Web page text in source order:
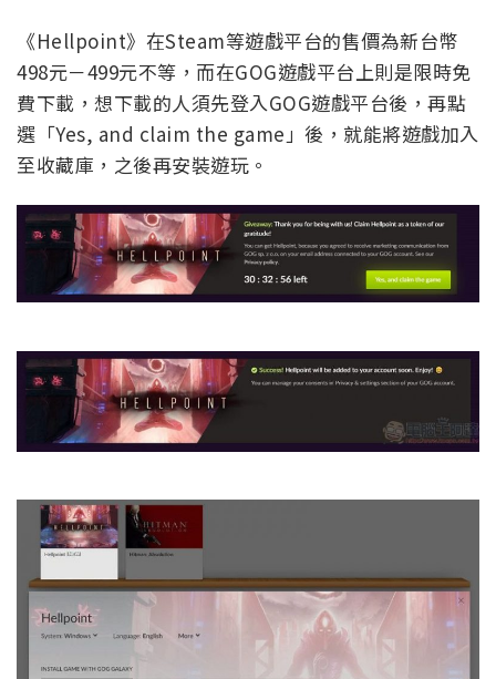
《Hellpoint》在Steam等遊戲平台的售價為新台幣
498元－499元不等，而在GOG遊戲平台上則是限時免
費下載，想下載的人須先登入GOG遊戲平台後，再點
選「Yes, and claim the game」後，就能將遊戲加入
至收藏庫，之後再安裝遊玩。